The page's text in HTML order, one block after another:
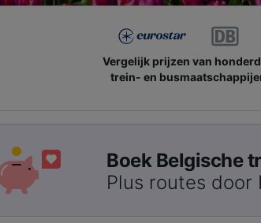
Vergelijk prijzen van
trein- en
Boek Belgische
Plus routes door